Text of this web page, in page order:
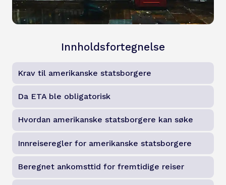
Innholdsfortegnelse
Krav til amerikanske statsborgere
Da ETA ble obligatorisk
Hvordan amerikanske statsborgere kan søke
Innreiseregler for amerikanske statsborgere
Beregnet ankomsttid for fremtidige reiser